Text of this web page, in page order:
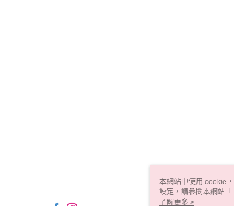
本網站中使用 cookie
設定，請參閱本網站「
使用 cookie。
了解更多 >